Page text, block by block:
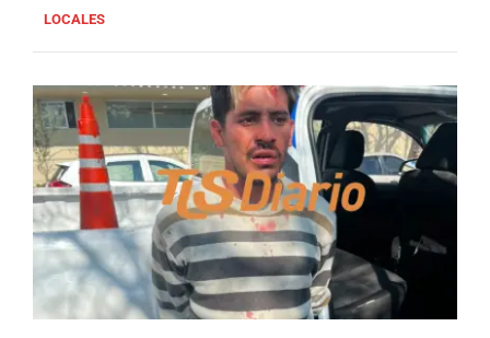
LOCALES